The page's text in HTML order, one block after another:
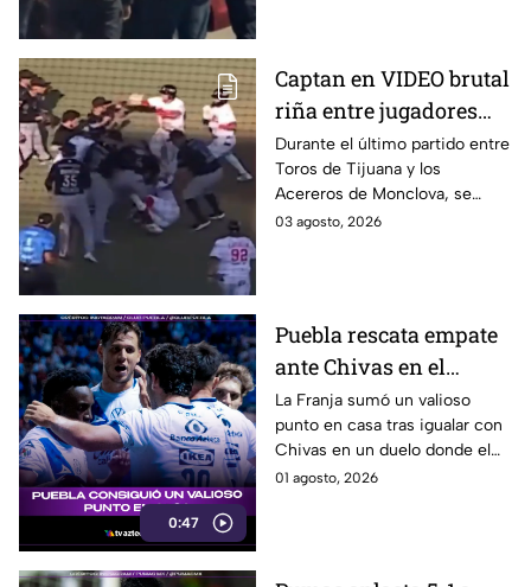
Captan en VIDEO brutal
riña entre jugadores
durante partido de
Toros y Acereros
Durante el último partido entre
Toros de Tijuana y los
Acereros de Monclova, se
registró una brutal riña
03 agosto, 2026
0:47
Puebla rescata empate
ante Chivas en el
Cuauhtémoc
La Franja sumó un valioso
punto en casa tras igualar con
Chivas en un duelo donde el
arquero poblano fue figura.
01 agosto, 2026